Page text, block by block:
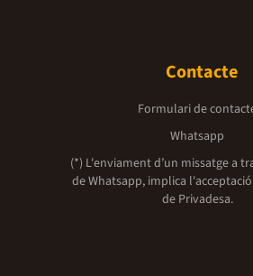
Contacte
Formulari de
Whatsapp
(*) L'enviament d’un missatge a
de Whatsapp, implica
de Privadesa.